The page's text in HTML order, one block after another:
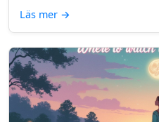
Läs mer →